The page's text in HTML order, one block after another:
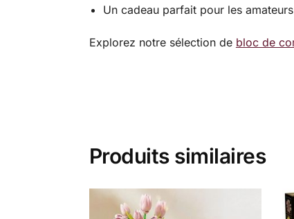
Un cadeau parfait pour les
Explorez notre sélection de bloc de
Produits similaires